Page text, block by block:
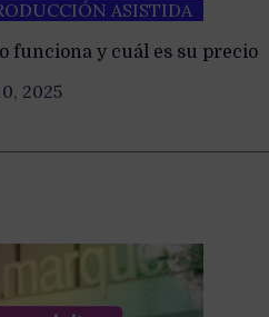
ASISTIDA
funciona y cuál es su precio
2025